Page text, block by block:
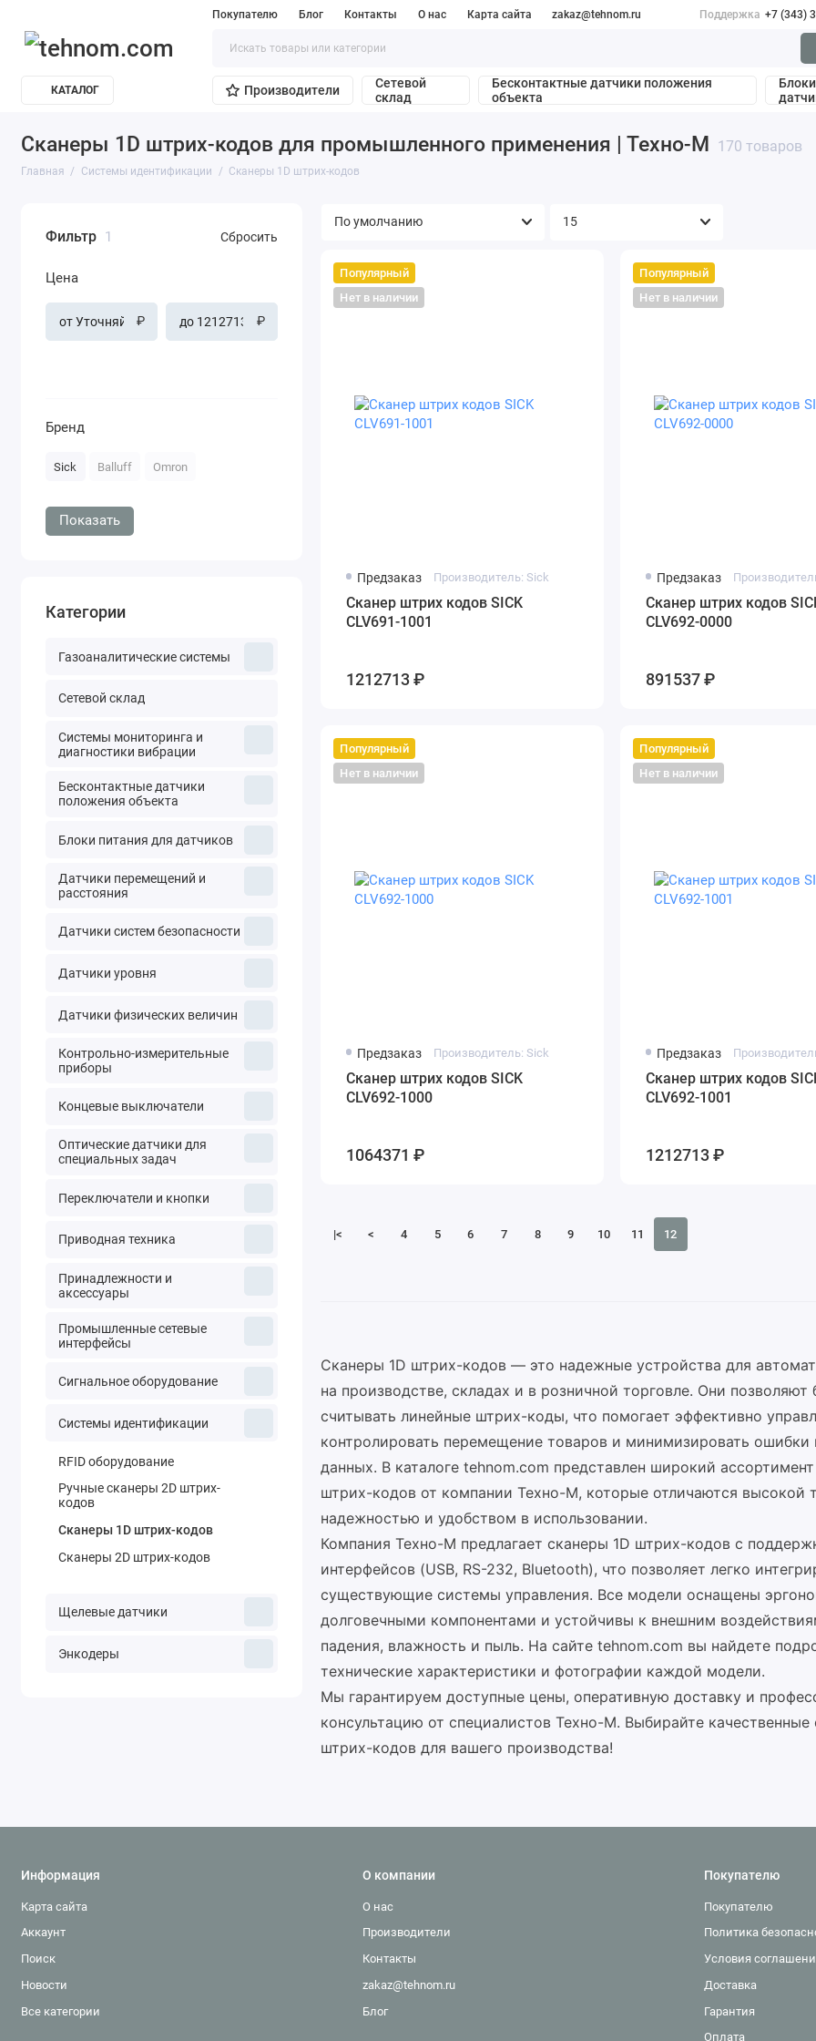
Покупателю Блог Контакты О нас Карта сайта zakaz@tehnom.ru Поддержка +7 (343)
КАТАЛОГ Производители
Сетевой
склад
Бесконтактные датчики положения
объекта
Сканеры 1D штрих-кодов для промышленного применения | Техно-М 170 товаров
Главная Системы идентификации Сканеры 1D штрих-кодов
Фильтр 1 Сбросить
Цена
₽ ₽
Бренд
Sick Balluff Omron
Показать
Категории
Газоаналитические системы
Сетевой склад
Системы мониторинга и
диагностики вибрации
Бесконтактные датчики
положения объекта
Блоки питания для датчиков
Датчики перемещений и
расстояния
Датчики систем безопасности
Датчики уровня
Датчики физических величин
Контрольно-измерительные
приборы
Концевые выключатели
Оптические датчики для
специальных задач
Переключатели и кнопки
Приводная техника
Принадлежности и
аксессуары
Промышленные сетевые
интерфейсы
Сигнальное оборудование
Системы идентификации
RFID оборудование
Ручные сканеры 2D штрих-
кодов
Сканеры 1D штрих-кодов
Сканеры 2D штрих-кодов
Щелевые датчики
Энкодеры
Популярный
Нет в наличии
Предзаказ Производитель: Sick
Сканер штрих кодов SICK
CLV691-1001
1212713 ₽
Популярный
Нет в наличии
Предзаказ
Сканер штрих кодов
CLV692-0000
891537 ₽
Популярный
Нет в наличии
Предзаказ Производитель: Sick
Сканер штрих кодов SICK
CLV692-1000
1064371 ₽
Популярный
Нет в наличии
Предзаказ
Сканер штрих кодов
CLV692-1001
1212713 ₽
|< < 4 5 6 7 8 9 10 11 12
Сканеры 1D штрих-кодов — это надежные устройства для
на производстве, складах и в розничной торговле. Они
считывать линейные штрих-коды, что помогает эффективно
контролировать перемещение товаров и минимизировать ошибки
данных. В каталоге tehnom.com представлен широкий ассортимент
штрих-кодов от компании Техно-М, которые отличаются высокой
надежностью и удобством в использовании.
Компания Техно-М предлагает сканеры 1D штрих-кодов с
интерфейсов (USB, RS-232, Bluetooth), что позволяет легко
существующие системы управления. Все модели оснащены
долговечными компонентами и устойчивы к внешним
падения, влажность и пыль. На сайте tehnom.com вы найдете
технические характеристики и фотографии каждой модели.
Мы гарантируем доступные цены, оперативную доставку и
консультацию от специалистов Техно-М. Выбирайте качественные
штрих-кодов для вашего производства!
Информация
Карта сайта
Аккаунт
Поиск
Новости
Все категории
О компании
О нас
Производители
Контакты
zakaz@tehnom.ru
Блог
Покупателю
Покупателю
Политика
Условия
Доставка
Гарантия
Оплата